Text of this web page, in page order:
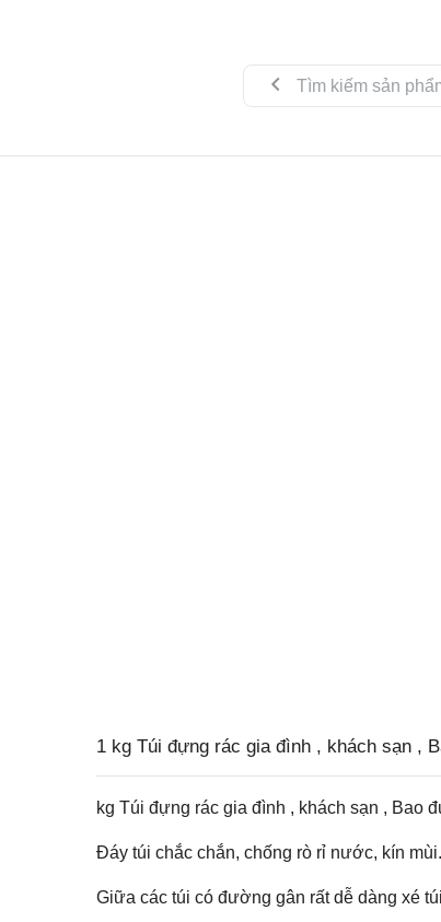
1 kg Túi đựng rác gia đình , khách sạn ,
kg Túi đựng rác gia đình , khách sạn , Bao
Đáy túi chắc chắn, chống rò rỉ nước, kín mùi.
Giữa các túi có đường gân rất dễ dàng xé